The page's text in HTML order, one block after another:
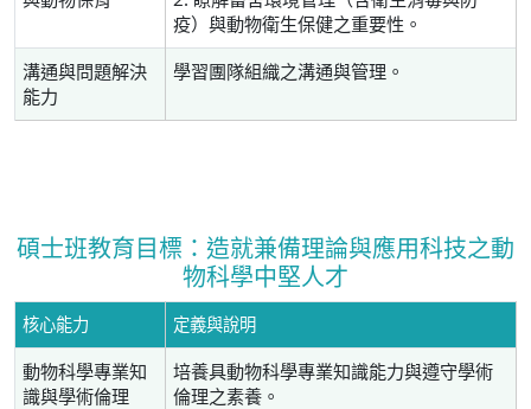
疫）與動物衛生保健之重要性。
溝通與問題解決
能力
學習團隊組織之溝通與管理。
碩士班教育目標：造就兼備理論與應用科技之動
物科學中堅人才
核心能力 定義與說明
動物科學專業知
識與學術倫理
培養具動物科學專業知識能力與遵守學術
倫理之素養。